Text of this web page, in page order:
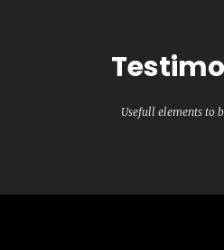
Usefull elements to